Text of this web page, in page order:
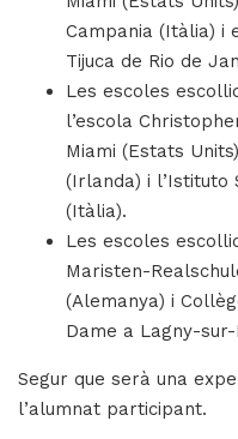
Campania (Itàlia) i
Tijuca de Rio de
Les escoles
l’escola
Miami (Estats
(Irlanda) i l’Istituto
(Itàlia).
Les escoles
Maristen-
(Alemanya) i
Dame a Lagny-
Segur que serà una
l’alumnat participant.